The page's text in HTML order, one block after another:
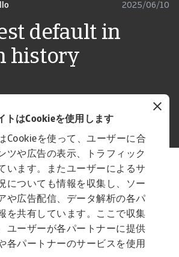
トはCookieを使用します
Cookieを使って、ユーザーに合
ツや広告の表示、トラフィック
います。またユーザーによるサ
についても情報を収集し、ソー
や広告配信、データ解析の各パ
を共有しています。ここで収集
ユーザーが各パートナーに提供
各パートナーのサービスを使用
default in
history
2025/06/10
を促進する洞察
まな国々との取引に伴
する